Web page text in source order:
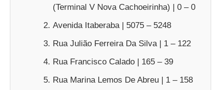
(Terminal V Nova Cachoeirinha) | 0 – 0
Avenida Itaberaba | 5075 – 5248
Rua Julião Ferreira Da Silva | 1 – 122
Rua Francisco Calado | 165 – 39
Rua Marina Lemos De Abreu | 1 – 158